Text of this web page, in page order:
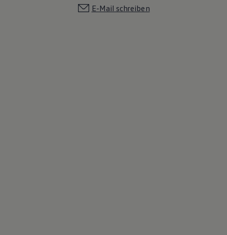
E-Mail schreiben